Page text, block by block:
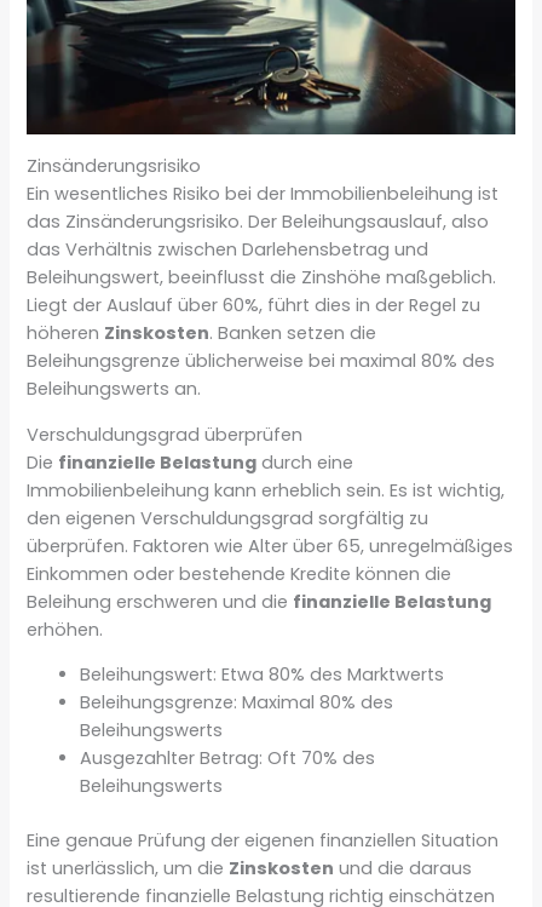
Zinsänderungsrisiko
Ein wesentliches Risiko bei der Immobilienbeleihung ist
das Zinsänderungsrisiko. Der Beleihungsauslauf, also
das Verhältnis zwischen Darlehensbetrag und
Beleihungswert, beeinflusst die Zinshöhe maßgeblich.
Liegt der Auslauf über 60%, führt dies in der Regel zu
höheren Zinskosten. Banken setzen die
Beleihungsgrenze üblicherweise bei maximal 80% des
Beleihungswerts an.
Verschuldungsgrad überprüfen
Die finanzielle Belastung durch eine
Immobilienbeleihung kann erheblich sein. Es ist wichtig,
den eigenen Verschuldungsgrad sorgfältig zu
überprüfen. Faktoren wie Alter über 65, unregelmäßiges
Einkommen oder bestehende Kredite können die
Beleihung erschweren und die finanzielle Belastung
erhöhen.
Beleihungswert: Etwa 80% des Marktwerts
Beleihungsgrenze: Maximal 80% des
Beleihungswerts
Ausgezahlter Betrag: Oft 70% des
Beleihungswerts
Eine genaue Prüfung der eigenen finanziellen Situation
ist unerlässlich, um die Zinskosten und die daraus
resultierende finanzielle Belastung richtig einschätzen